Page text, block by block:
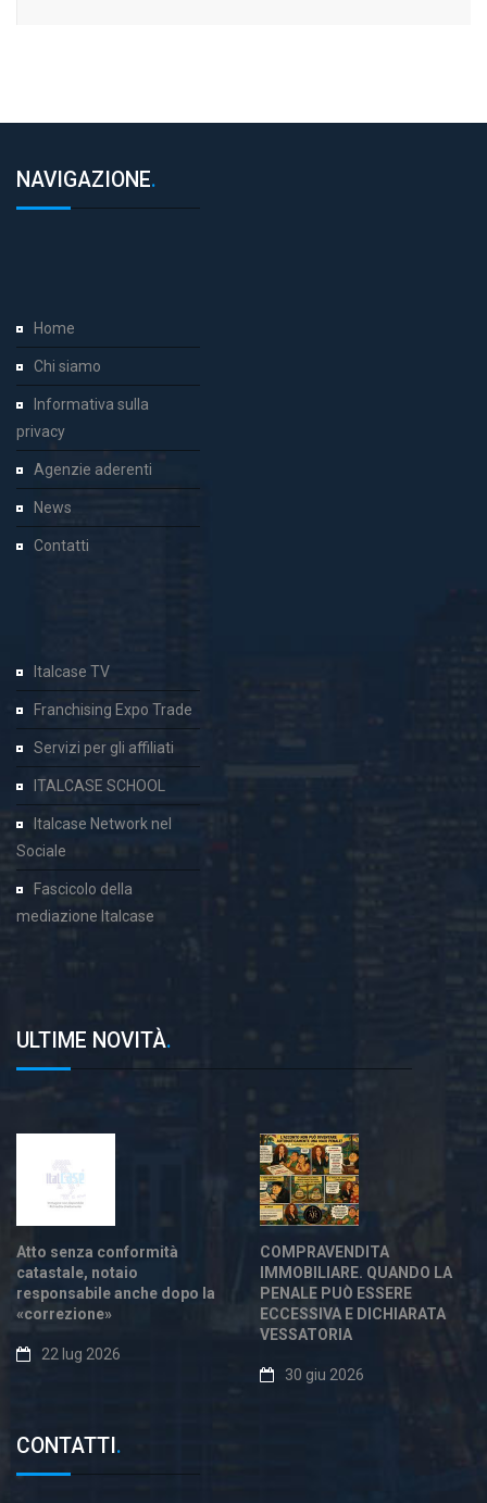
NAVIGAZIONE.
Home
Chi siamo
Informativa sulla
privacy
Agenzie aderenti
News
Contatti
Italcase TV
Franchising Expo Trade
Servizi per gli affiliati
ITALCASE SCHOOL
Italcase Network nel
Sociale
Fascicolo della
mediazione Italcase
ULTIME NOVITÀ.
Atto senza conformità
catastale, notaio
responsabile anche dopo la
«correzione»
22 lug 2026
COMPRAVENDITA
IMMOBILIARE. QUANDO LA
PENALE PUÒ ESSERE
ECCESSIVA E DICHIARATA
VESSATORIA
30 giu 2026
CONTATTI .